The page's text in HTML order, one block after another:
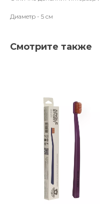
Диаметр - 5 см
Смотрите также